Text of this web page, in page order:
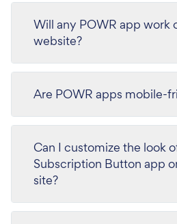
Will any POWR app work
website?
Are POWR apps mobile-
Can I customize the look
Subscription Button app
site?